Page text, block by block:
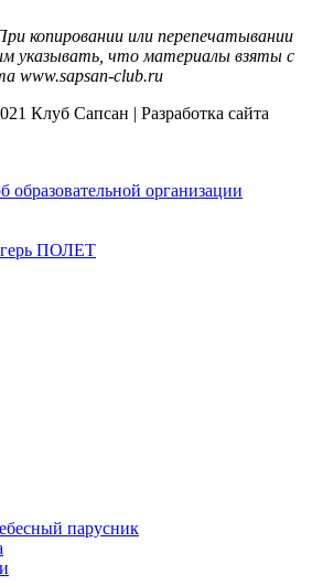
копировании или перепечатывании
указывать, что материалы взяты с
www.sapsan-club.ru
Клуб Сапсан | Разработка сайта
образовательной организации
ПОЛЕТ
парусник